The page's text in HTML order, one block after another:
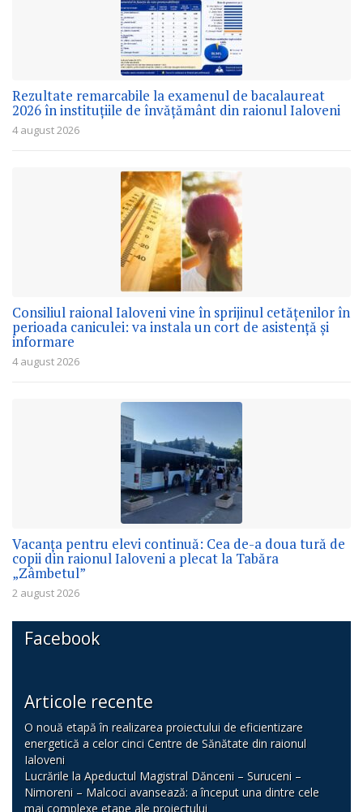
Rezultate remarcabile la examenul de bacalaureat
2026 în instituțiile de învățământ din raionul Ialoveni
4 august 2026
Consiliul raional Ialoveni vine în sprijinul cetățenilor în
perioada caniculei: va instala un cort de asistență și
informare
4 august 2026
Vacanța pentru elevi continuă: Cea de-a doua tură de
copii din raionul Ialoveni a plecat la Tabăra
„Zâmbetul”
2 august 2026
Facebook
Articole recente
O nouă etapă în realizarea proiectului de eficientizare
energetică a celor cinci Centre de Sănătate din raionul
Ialoveni
Lucrările la Apeductul Magistral Dănceni – Suruceni –
Nimoreni – Malcoci avansează: a început una dintre cele
mai complexe etape ale proiectului